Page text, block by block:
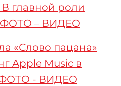
главной роли
ФОТО – ВИДЕО
«Слово пацана»
Apple Music в
- ВИДЕО